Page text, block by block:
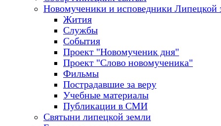
Новомученики и исповедники Липецкой
Жития
Службы
События
Проект "Новомученик дня"
Проект "Слово новомученика"
Фильмы
Пострадавшие за веру
Учебные материалы
Публикации в СМИ
Святыни липецкой земли